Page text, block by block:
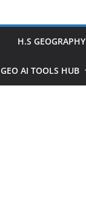
H.S GEOGRAPHY
GEO AI TOOLS HUB